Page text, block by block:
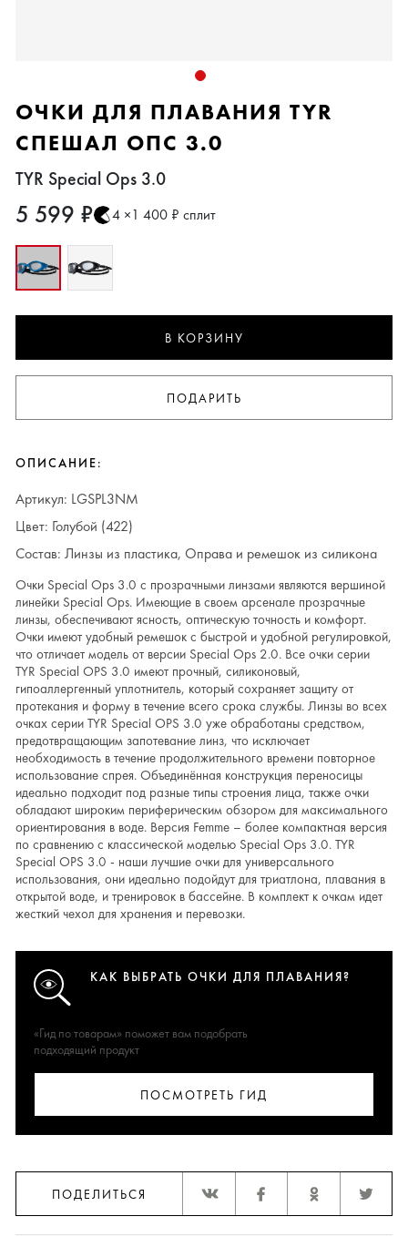
ОЧКИ ДЛЯ ПЛАВАНИЯ TYR
СПЕШАЛ ОПС 3.0
TYR Special Ops 3.0
5 599 ₽ 4 ×1 400 ₽ сплит
В КОРЗИНУ
ПОДАРИТЬ
ОПИСАНИЕ:
Артикул: LGSPL3NM
Цвет: Голубой (422)
Состав: Линзы из пластика, Оправа и ремешок из силикона
Очки Special Ops 3.0 с прозрачными линзами являются вершиной
линейки Special Ops. Имеющие в своем арсенале прозрачные
линзы, обеспечивают ясность, оптическую точность и комфорт.
Очки имеют удобный ремешок с быстрой и удобной регулировкой,
что отличает модель от версии Special Ops 2.0. Все очки серии
TYR Special OPS 3.0 имеют прочный, силиконовый,
гипоаллергенный уплотнитель, который сохраняет защиту от
протекания и форму в течение всего срока службы. Линзы во всех
очках серии TYR Special OPS 3.0 уже обработаны средством,
предотвращающим запотевание линз, что исключает
необходимость в течение продолжительного времени повторное
использование спрея. Объединённая конструкция переносицы
идеально подходит под разные типы строения лица, также очки
обладают широким периферическим обзором для максимального
ориентирования в воде. Версия Femme – более компактная версия
по сравнению с классической моделью Special Ops 3.0. TYR
Special OPS 3.0 - наши лучшие очки для универсального
использования, они идеально подойдут для триатлона, плавания в
открытой воде, и тренировок в бассейне. В комплект к очкам идет
жесткий чехол для хранения и перевозки.
КАК ВЫБРАТЬ ОЧКИ ДЛЯ ПЛАВАНИЯ?
«Гид по товарам» поможет вам подобрать
подходящий продукт
ПОСМОТРЕТЬ ГИД
ПОДЕЛИТЬСЯ